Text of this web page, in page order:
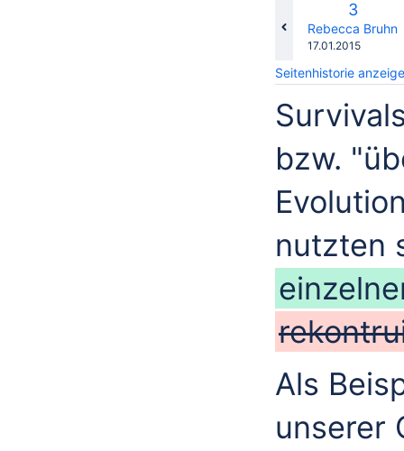
Alte
Version
3
Rebecca Bruhn
Gespeichert
17.01.2015
Seitenhistorie
bzw.
nutzten
Als
unserer